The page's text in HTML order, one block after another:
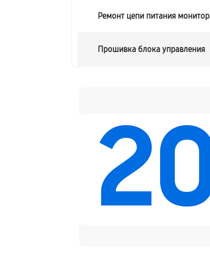
Ремонт цепи питания
Прошивка блока управления
Замена блока питания
Замена электронных